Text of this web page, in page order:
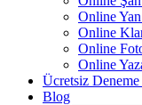
Online
Online
Online
Online
Ücretsiz
Blog